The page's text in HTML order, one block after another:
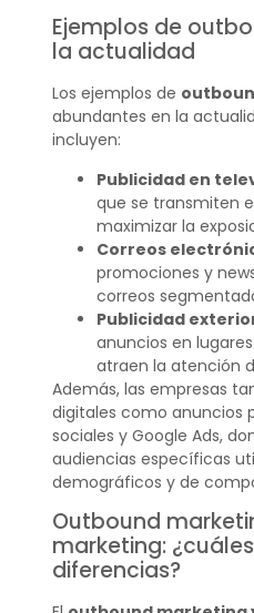
Ejemplos de
la actualidad
Los ejemplos de
abundantes en la
incluyen:
Publicidad en
que se transmiten
maximizar la
Correos
promociones y
correos
Publicidad
anuncios en
atraen la atención
Además, las empresas
digitales como anuncios
sociales y Google Ads,
audiencias específicas
demográficos y de
Outbound
marketing:
diferencias?